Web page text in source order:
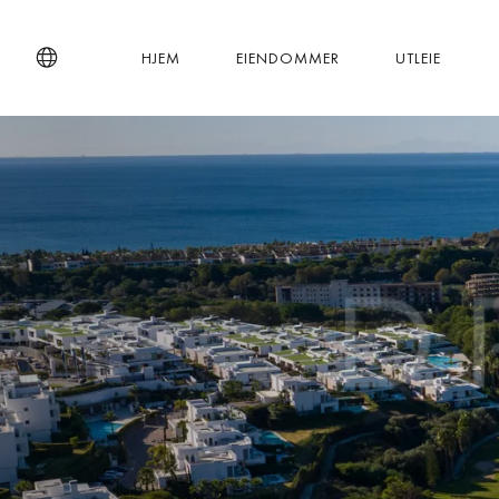
HJEM EIENDOMMER UTLEIE